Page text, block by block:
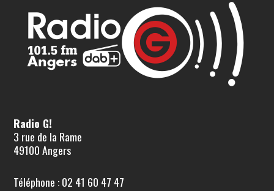
Radio G!
3 rue de la Rame
49100 Angers
Téléphone : 02 41 60 47 47